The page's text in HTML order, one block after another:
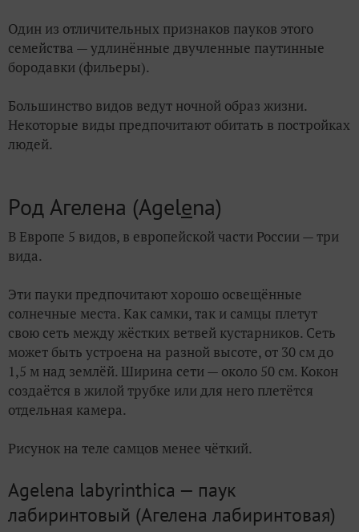
Один из отличительных признаков пауков этого
семейства — удлинённые двучленные паутинные
бородавки (фильеры).
Большинство видов ведут ночной образ жизни.
Некоторые виды предпочитают обитать в постройках
людей.
Род Агелена (Agelena)
В Европе 5 видов, в европейской части России — три
вида.
Эти пауки предпочитают хорошо освещённые
солнечные места. Как самки, так и самцы плетут
свою сеть между жёстких ветвей кустарников. Сеть
может быть устроена на разной высоте, от 30 см до
1,5 м над землёй. Ширина сети — около 50 см. Кокон
создаётся в жилой трубке или для него плетётся
отдельная камера.
Рисунок на теле самцов менее чёткий.
Agelena labyrinthica — паук
лабиринтовый (Агелена лабиринтовая)